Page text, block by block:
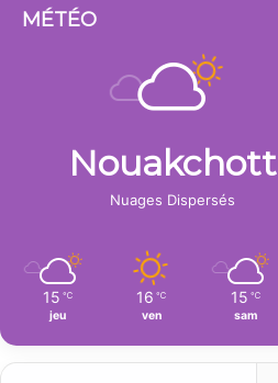
MÉTÉO
Nouakchott
Nuages Dispersés
15 ℃
jeu
16 ℃
ven
15 ℃
sam